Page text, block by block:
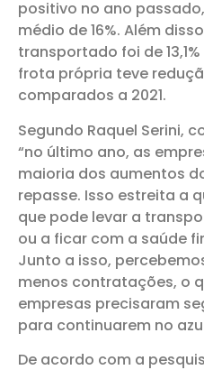
positivo no ano
médio de 16%. Além
transportado foi de
frota própria teve
comparados a 2021.
Segundo Raquel Serini,
“no último ano, as
maioria dos aumentos
repasse. Isso estreita a
que pode levar a
ou a ficar com a saúde
Junto a isso,
menos contratações, o
empresas precisaram
para continuarem no
De acordo com a